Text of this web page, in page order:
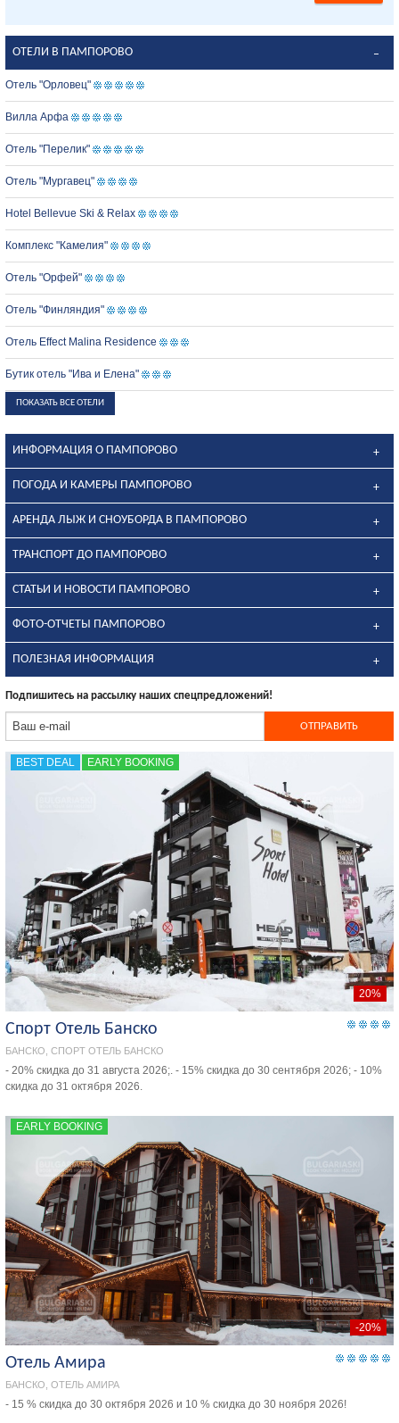
ОТЕЛИ В ПАМПОРОВО
Отель "Орловец"
Вилла Арфа
Отель "Перелик"
Отель "Мургавец"
Hotel Bellevue Ski & Relax
Комплекс "Камелия"
Отель "Орфей"
Отель "Финляндия"
Отель Effect Malina Residence
Бутик отель "Ива и Елена"
ПОКАЗАТЬ ВСЕ ОТЕЛИ
ИНФОРМАЦИЯ О ПАМПОРОВО
ПОГОДА И КАМЕРЫ ПАМПОРОВО
АРЕНДА ЛЫЖ И СНОУБОРДА В ПАМПОРОВО
ТРАНСПОРТ ДО ПАМПОРОВО
СТАТЬИ И НОВОСТИ ПАМПОРОВО
ФОТО-ОТЧЕТЫ ПАМПОРОВО
ПОЛЕЗНАЯ ИНФОРМАЦИЯ
Подпишитесь на рассылку наших спецпредложений!
BEST DEAL EARLY BOOKING
20%
Спорт Отель Банско
БАНСКО, СПОРТ ОТЕЛЬ БАНСКО
- 20% скидка до 31 августа 2026;. - 15% скидка до 30 сентября 2026; - 10%
скидка до 31 октября 2026.
EARLY BOOKING
-20%
Отель Амира
БАНСКО, ОТЕЛЬ АМИРА
- 15 % скидка до 30 октября 2026 и 10 % скидка до 30 ноября 2026!